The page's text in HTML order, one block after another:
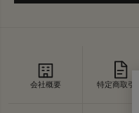
会社概要 特定商取引法